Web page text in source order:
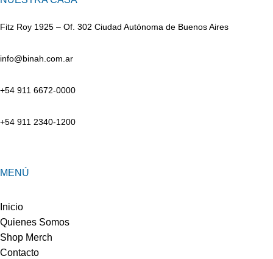
Fitz Roy 1925 – Of. 302 Ciudad Autónoma de Buenos Aires
info@binah.com.ar
+54 911 6672-0000
+54 911 2340-1200
MENÚ
Inicio
Quienes Somos
Shop Merch
Contacto